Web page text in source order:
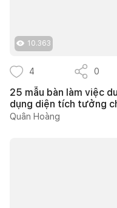
10.363
4 0
25 mẫu bàn làm việc
dụng diện tích tưởng
Quân Hoàng